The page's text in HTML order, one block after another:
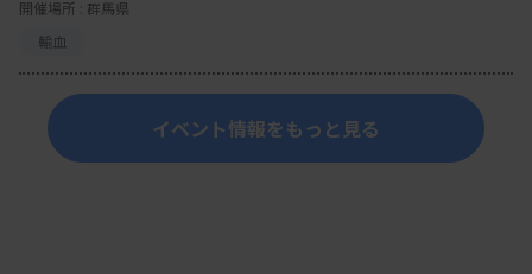
開催場所 : 群馬県
輸血
イベント情報をもっと見る